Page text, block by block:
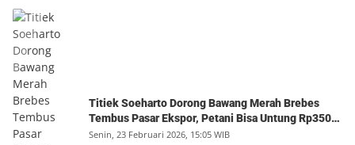
Titiek Soeharto Dorong Bawang Merah Brebes
Tembus Pasar Ekspor, Petani Bisa Untung Rp350
Juta per Hektare
Senin, 23 Februari 2026, 15:05 WIB